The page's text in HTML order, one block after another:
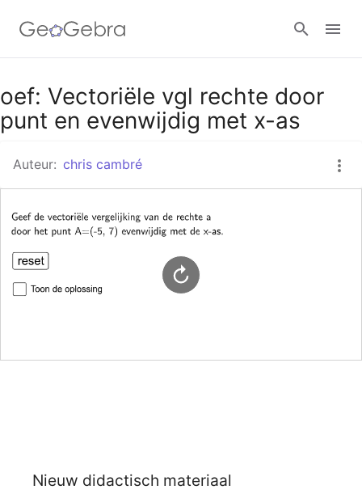
Google Classroom
oef: Vectoriële vgl rechte door
punt en evenwijdig met x-as
Auteur: chris cambré
Nieuw didactisch materiaal